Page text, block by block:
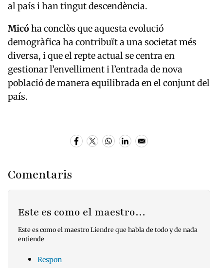
al país i han tingut descendència.
Micóha conclòs que aquesta evolució
demogràfica ha contribuït a una societat més
diversa, i que el repte actual se centra en
gestionar l’envelliment i l’entrada de nova
població de manera equilibrada en el conjunt del
país.
Comentaris
Este es como el maestro…
Este es como el maestro Liendre que habla de todo y de nada
entiende
Respon